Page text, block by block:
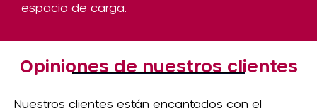
espacio de carga.
Opiniones de nuestros clientes
Nuestros clientes están encantados con el